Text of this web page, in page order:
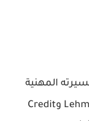
المهنية
كمتداول مشتقات في Lehman Brothers وCredit